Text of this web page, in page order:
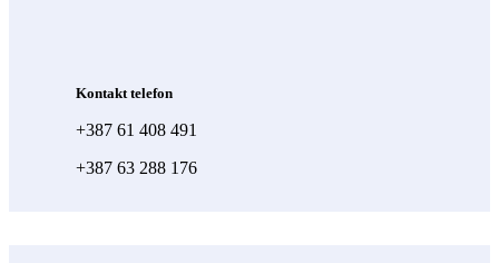
Kontakt telefon
+387 61 408 491
+387 63 288 176